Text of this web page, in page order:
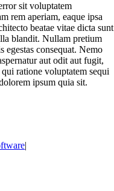
sit voluptatem
rem aperiam, eaque ipsa
beatae vitae dicta sunt
blandit. Nullam pretium
egestas consequat. Nemo
aut odit aut fugit,
ratione voluptatem sequi
ipsum quia sit.
|